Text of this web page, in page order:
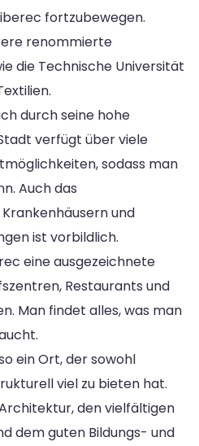
fortzubewegen.
renommierte
die Technische Universität
durch seine hohe
verfügt über viele
sodass man
Auch das
und
ist vorbildlich.
eine ausgezeichnete
Restaurants und
Man findet alles, was man
ein Ort, der sowohl
viel zu bieten hat.
den vielfältigen
dem guten Bildungs- und